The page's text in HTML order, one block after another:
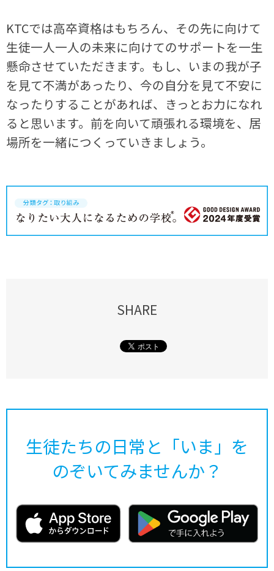
KTCでは高卒資格はもちろん、その先に向けて
生徒一人一人の未来に向けてのサポートを一生
懸命させていただきます。もし、いまの我が子
を見て不満があったり、今の自分を見て不安に
なったりすることがあれば、きっとお力になれ
ると思います。前を向いて頑張れる環境を、居
場所を一緒につくっていきましょう。
SHARE
生徒たちの日常と「いま」を
のぞいてみませんか？